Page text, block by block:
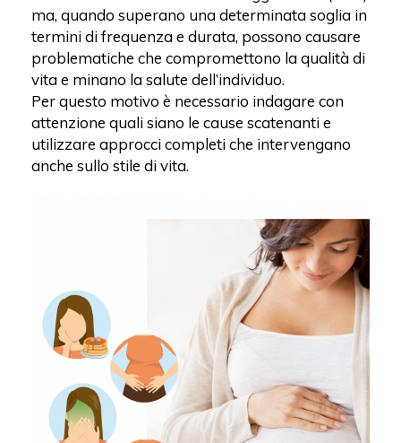
ma, quando superano una determinata soglia in
termini di frequenza e durata, possono causare
problematiche che compromettono la qualità di
vita e minano la salute dell’individuo.
Per questo motivo è necessario indagare con
attenzione quali siano le cause scatenanti e
utilizzare approcci completi che intervengano
anche sullo stile di vita.